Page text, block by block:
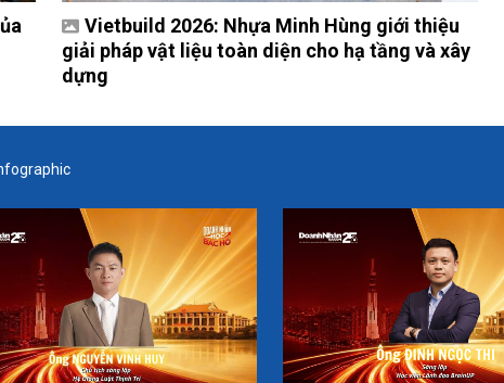
Vietbuild 2026: Nhựa Minh Hùng giới thiệu
giải pháp vật liệu toàn diện cho hạ tầng và xây
dựng